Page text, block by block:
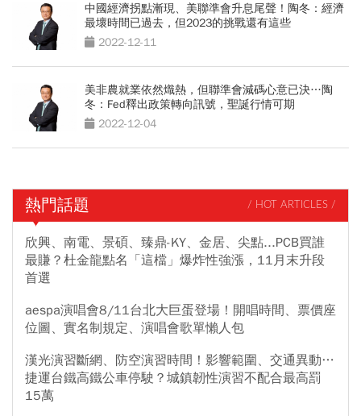
中國經濟拐點漸現、美聯準會升息尾聲！陶冬：經濟
最壞時間已過去，但2023的挑戰還有這些
2022-12-11
美非農就業依然熾熱，但聯準會減碼心意已決…陶
冬：Fed釋出政策轉向訊號，聖誕行情可期
2022-12-04
熱門話題 / HOT ARTICLES /
欣興、南電、景碩、臻鼎-KY、金居、尖點...PCB買誰
最賺？杜金龍點名「這檔」爆炸性強漲，11月末升段
首選
aespa演唱會8/11台北大巨蛋登場！開唱時間、票價座
位圖、實名制規定、演唱會歌單懶人包
漢光演習斷網、防空演習時間！影響範圍、交通異動…
捷運台鐵高鐵公車停駛？城鎮韌性演習不配合最高罰
15萬